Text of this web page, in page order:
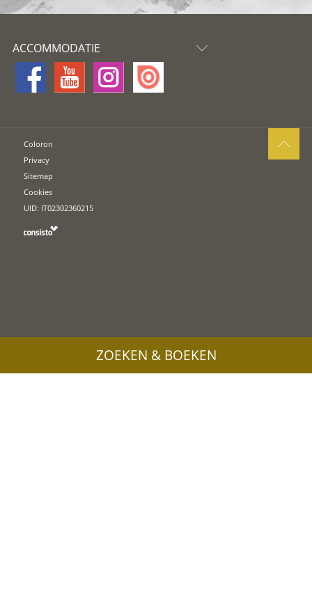
ACCOMMODATIE
Coloron
Privacy
Sitemap
Cookies
UID: IT02302360215
ZOEKEN & BOEKEN